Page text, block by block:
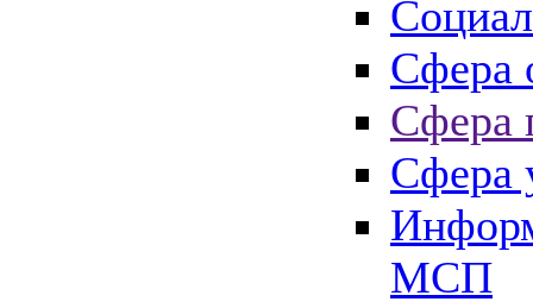
Сфера
Сфера
Сфера
МСП